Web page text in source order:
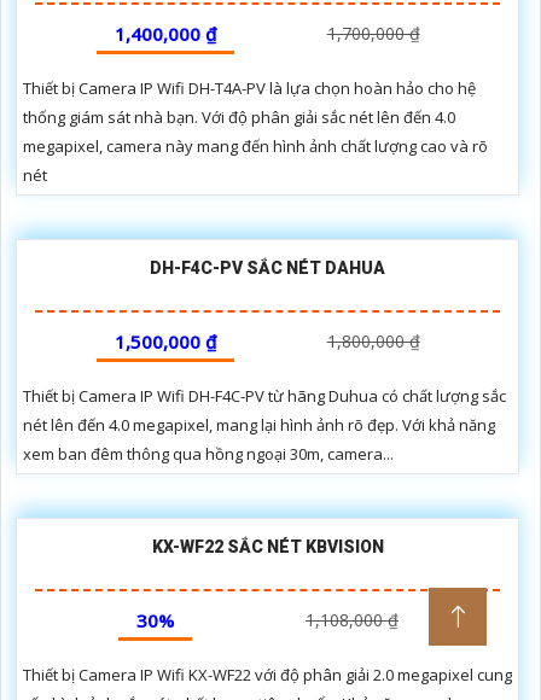
1,400,000 ₫ 1,700,000 ₫
Thiết bị Camera IP Wifi DH-T4A-PV là lựa chọn hoàn hảo cho hệ
thống giám sát nhà bạn. Với độ phân giải sắc nét lên đến 4.0
megapixel, camera này mang đến hình ảnh chất lượng cao và rõ
nét
DH-F4C-PV SẮC NÉT DAHUA
1,500,000 ₫ 1,800,000 ₫
Thiết bị Camera IP Wifi DH-F4C-PV từ hãng Duhua có chất lượng sắc
nét lên đến 4.0 megapixel, mang lại hình ảnh rõ đẹp. Với khả năng
xem ban đêm thông qua hồng ngoại 30m, camera...
KX-WF22 SẮC NÉT KBVISION
30% 1,108,000 ₫
Thiết bị Camera IP Wifi KX-WF22 với độ phân giải 2.0 megapixel cung